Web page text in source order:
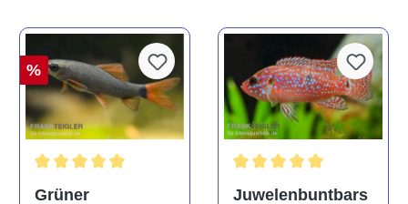
%
Grüner
Juwelenbuntbars